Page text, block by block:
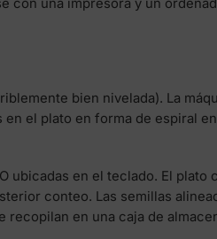
una impresora y un
bien nivelada). La
el plato en forma de espiral
ubicadas en el teclado. El
conteo. Las semillas
en una caja de